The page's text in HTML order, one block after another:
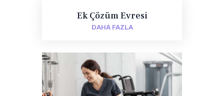
Ek Çözüm Evresi
DAHA FAZLA